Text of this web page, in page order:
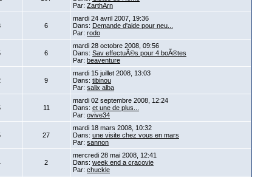
Par: ZarthArn
6
mardi 24 avril 2007, 19:36
Dans: Demande d'aide pour neu...
Par: rodo
6
mardi 28 octobre 2008, 09:56
Dans: Sav effectuÃ©s pour 4 boÃ®tes
Par: beaventure
9
mardi 15 juillet 2008, 13:03
Dans: tibinou
Par: salix alba
11
mardi 02 septembre 2008, 12:24
Dans: et une de plus...
Par: ovive34
27
mardi 18 mars 2008, 10:32
Dans: une visite chez vous en mars
Par: sannon
2
mercredi 28 mai 2008, 12:41
Dans: week end a cracovie
Par: chuckle